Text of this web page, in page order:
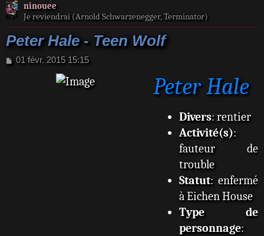
ninouee
Je reviendrai (Arnold Schwarzenegger, Terminator)
Peter Hale - Teen Wolf
M
01 févr. 2015 15:15
Peter Hale
Divers: rentier
Activité(s):
fauteur de
trouble
Statut: enfermé
à Eichen House
Type de
personnage: